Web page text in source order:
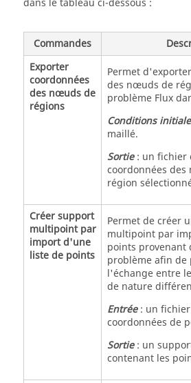
dans le tableau ci-dessous :
Commandes
Exporter
coordonnées
des nœuds de
régions
Permet
des nœuds de
problème Flux
Conditions
maillé.
Sortie: un fichier
coordonnées
région
Créer support
multipoint par
import d'une
liste de points
Permet de créer
multipoint par
points provenant
problème afin de
l'échange entre
de nature
Entrée: un fichier
coordonnées de
Sortie: un
contenant les